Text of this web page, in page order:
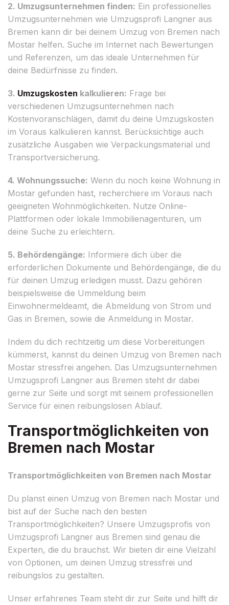
2. Umzugsunternehmen finden: Ein professionelles
Umzugsunternehmen wie Umzugsprofi Langner aus
Bremen kann dir bei deinem Umzug von Bremen nach
Mostar helfen. Suche im Internet nach Bewertungen
und Referenzen, um das ideale Unternehmen für
deine Bedürfnisse zu finden.
3. Umzugskosten kalkulieren: Frage bei
verschiedenen Umzugsunternehmen nach
Kostenvoranschlägen, damit du deine Umzugskosten
im Voraus kalkulieren kannst. Berücksichtige auch
zusätzliche Ausgaben wie Verpackungsmaterial und
Transportversicherung.
4. Wohnungssuche: Wenn du noch keine Wohnung in
Mostar gefunden hast, recherchiere im Voraus nach
geeigneten Wohnmöglichkeiten. Nutze Online-
Plattformen oder lokale Immobilienagenturen, um
deine Suche zu erleichtern.
5. Behördengänge: Informiere dich über die
erforderlichen Dokumente und Behördengänge, die du
für deinen Umzug erledigen musst. Dazu gehören
beispielsweise die Ummeldung beim
Einwohnermeldeamt, die Abmeldung von Strom und
Gas in Bremen, sowie die Anmeldung in Mostar.
Indem du dich rechtzeitig um diese Vorbereitungen
kümmerst, kannst du deinen Umzug von Bremen nach
Mostar stressfrei angehen. Das Umzugsunternehmen
Umzugsprofi Langner aus Bremen steht dir dabei
gerne zur Seite und sorgt mit seinem professionellen
Service für einen reibungslosen Ablauf.
Transportmöglichkeiten von
Bremen nach Mostar
Transportmöglichkeiten von Bremen nach Mostar
Du planst einen Umzug von Bremen nach Mostar und
bist auf der Suche nach den besten
Transportmöglichkeiten? Unsere Umzugsprofis von
Umzugsprofi Langner aus Bremen sind genau die
Experten, die du brauchst. Wir bieten dir eine Vielzahl
von Optionen, um deinen Umzug stressfrei und
reibungslos zu gestalten.
Unser erfahrenes Team steht dir zur Seite und hilft dir